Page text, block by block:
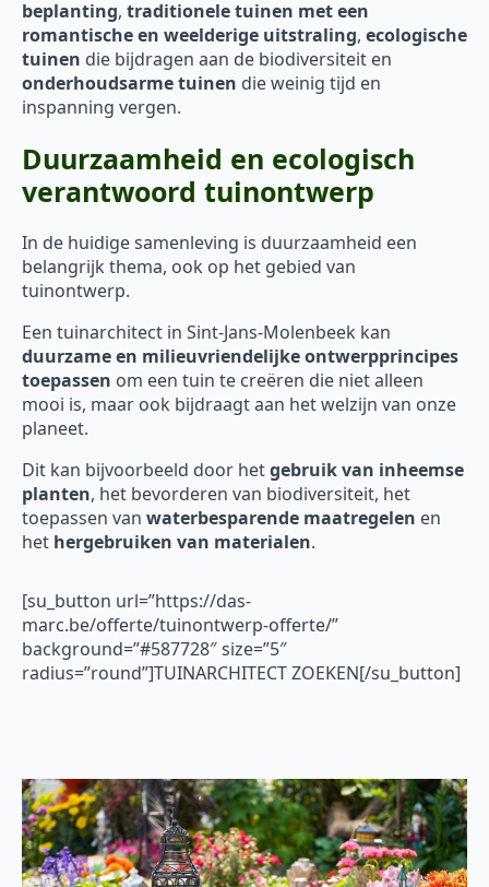
beplanting, traditionele tuinen met een
romantische en weelderige uitstraling, ecologische
tuinen die bijdragen aan de biodiversiteit en
onderhoudsarme tuinen die weinig tijd en
inspanning vergen.
Duurzaamheid en ecologisch
verantwoord tuinontwerp
In de huidige samenleving is duurzaamheid een
belangrijk thema, ook op het gebied van
tuinontwerp.
Een tuinarchitect in Sint-Jans-Molenbeek kan
duurzame en milieuvriendelijke ontwerpprincipes
toepassen om een tuin te creëren die niet alleen
mooi is, maar ook bijdraagt aan het welzijn van onze
planeet.
Dit kan bijvoorbeeld door hetgebruik van inheemse
planten, het bevorderen van biodiversiteit, het
toepassen van waterbesparende maatregelen en
het hergebruiken van materialen.
[su_button url=”https://das-
marc.be/offerte/tuinontwerp-offerte/”
background=”#587728″ size=”5″
radius=”round”]TUINARCHITECT ZOEKEN[/su_button]